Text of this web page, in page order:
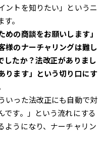
ントを知りたい」というニ
。
の商談をお願いします」
様のナーチャリングは難し
したか？法改正がありまし
ります」という切り口にす
いった法改正にも自動で対
です。」という流れにする
ようになり、ナーチャリン